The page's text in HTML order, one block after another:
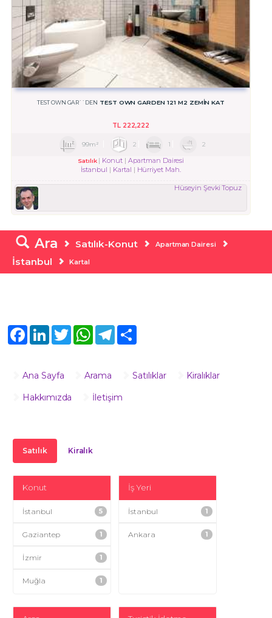
TEST OWN GAR``DEN TEST OWN GARDEN 121 M2 ZEMIN KAT
TL222,222
99m² 2 1 2
Satılık Konut
Apartman Dairesi
İstanbul
Kartal Hürriyet Mah.
Hüseyin Şevki Topuz
Ara Satılık-Konut Apartman Dairesi
İstanbul Kartal
Ana Sayfa Arama Satılıklar
Kiralıklar
Hakkımızda
İletişim
Satılık Kiralık
Konut
İstanbul 5
Gaziantep 1
İzmir 1
Muğla 1
İş Yeri
İstanbul 1
Ankara 1
FacebookLinkedInTwitter WhatsAppTelegram